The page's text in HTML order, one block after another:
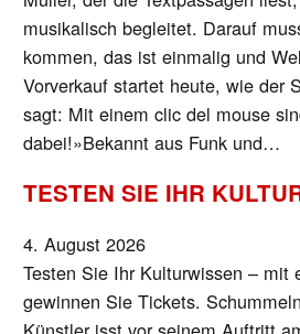
musikalisch begleitet. Darauf
kommen, das ist einmalig und
Vorverkauf startet heute, wie der
sagt: Mit einem clic del mouse
dabei!»Bekannt aus Funk und…
TESTEN SIE IHR
4. August 2026
Testen Sie Ihr Kulturwissen – mit
gewinnen Sie Tickets.